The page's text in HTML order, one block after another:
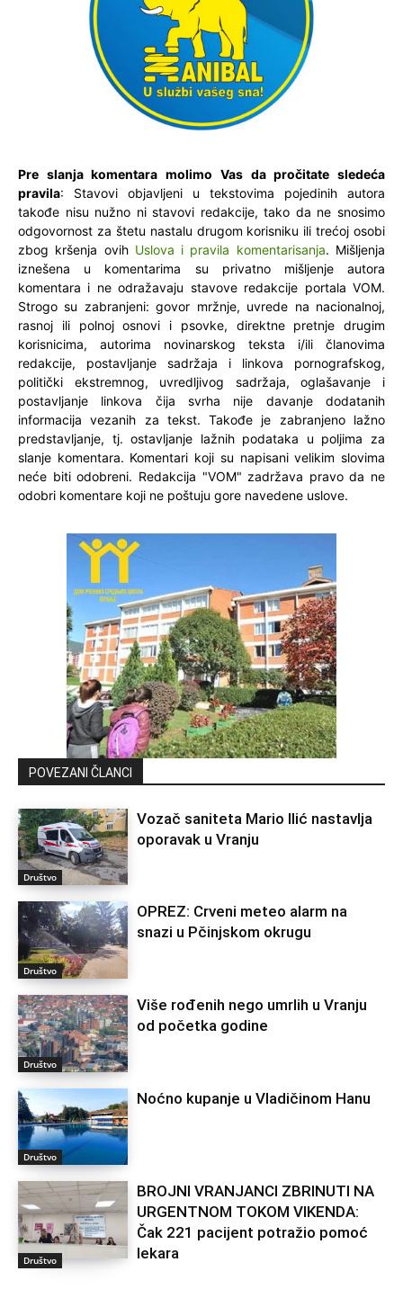
Pre slanja komentara molimo Vas da pročitate sledeća
pravila: Stavovi objavljeni u tekstovima pojedinih autora
takođe nisu nužno ni stavovi redakcije, tako da ne snosimo
odgovornost za štetu nastalu drugom korisniku ili trećoj osobi
zbog kršenja ovih Uslova i pravila komentarisanja. Mišljenja
iznešena u komentarima su privatno mišljenje autora
komentara i ne odražavaju stavove redakcije portala VOM.
Strogo su zabranjeni: govor mržnje, uvrede na nacionalnoj,
rasnoj ili polnoj osnovi i psovke, direktne pretnje drugim
korisnicima, autorima novinarskog teksta i/ili članovima
redakcije, postavljanje sadržaja i linkova pornografskog,
politički ekstremnog, uvredljivog sadržaja, oglašavanje i
postavljanje linkova čija svrha nije davanje dodatanih
informacija vezanih za tekst. Takođe je zabranjeno lažno
predstavljanje, tj. ostavljanje lažnih podataka u poljima za
slanje komentara. Komentari koji su napisani velikim slovima
neće biti odobreni. Redakcija "VOM" zadržava pravo da ne
odobri komentare koji ne poštuju gore navedene uslove.
POVEZANI ČLANCI
Društvo
Vozač saniteta Mario Ilić nastavlja
oporavak u Vranju
Društvo
OPREZ: Crveni meteo alarm na
snazi u Pčinjskom okrugu
Društvo
Više rođenih nego umrlih u Vranju
od početka godine
Društvo
Noćno kupanje u Vladičinom Hanu
Društvo
BROJNI VRANJANCI ZBRINUTI NA
URGENTNOM TOKOM VIKENDA:
Čak 221 pacijent potražio pomoć
lekara